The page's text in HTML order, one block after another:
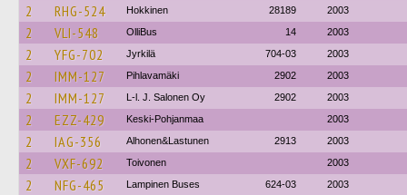
2 RHG-524 Hokkinen 28189 2003
2 VLI-548 OlliBus 14 2003
2 YFG-702 Jyrkilä 704-03 2003
2 IMM-127 Pihlavamäki 2902 2003
2 IMM-127 L-l. J. Salonen Oy 2902 2003
2 EZZ-429 Keski-Pohjanmaa 2003
2 IAG-356 Alhonen&Lastunen 2913 2003
2 VXF-692 Toivonen 2003
2 NFG-465 Lampinen Buses 624-03 2003